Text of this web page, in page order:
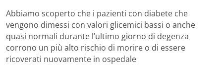
Abbiamo scoperto che i pazienti con diabete che
vengono dimessi con valori glicemici bassi o anche
quasi normali durante l’ultimo giorno di degenza
corrono un più alto rischio di morire o di essere
ricoverati nuovamente in ospedale